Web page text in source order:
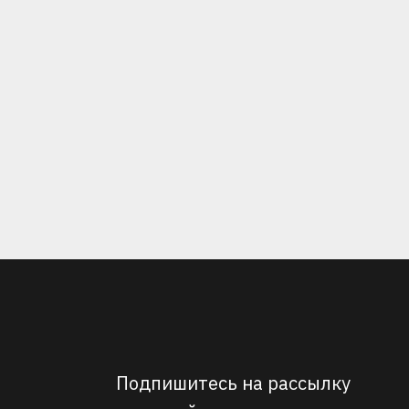
Подпишитесь на рассылку